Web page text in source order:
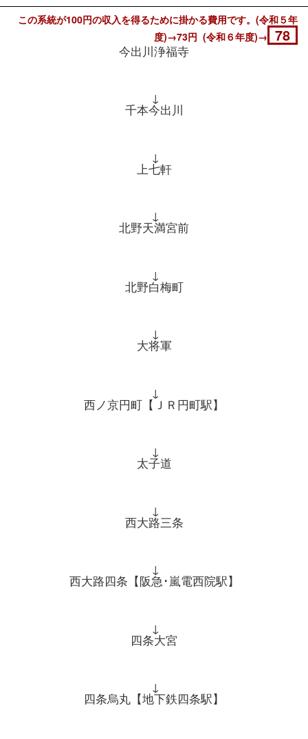
この系統が100円の収入を得るために掛かる費用です。(令和５年
度)→73円 (令和６年度)→ 78
今出川浄福寺
↓
千本今出川
↓
上七軒
↓
北野天満宮前
↓
北野白梅町
↓
大将軍
↓
西ノ京円町【ＪＲ円町駅】
↓
太子道
↓
西大路三条
↓
西大路四条【阪急･嵐電西院駅】
↓
四条大宮
↓
四条烏丸【地下鉄四条駅】